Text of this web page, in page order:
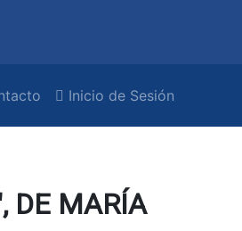
Inicio de Sesión
DE MARÍA